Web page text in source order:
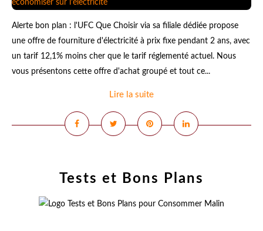
Alerte bon plan : l'UFC Que Choisir via sa filiale dédiée propose
une offre de fourniture d'électricité à prix fixe pendant 2 ans, avec
un tarif 12,1% moins cher que le tarif réglementé actuel. Nous
vous présentons cette offre d'achat groupé et tout ce...
Lire la suite
Tests et Bons Plans